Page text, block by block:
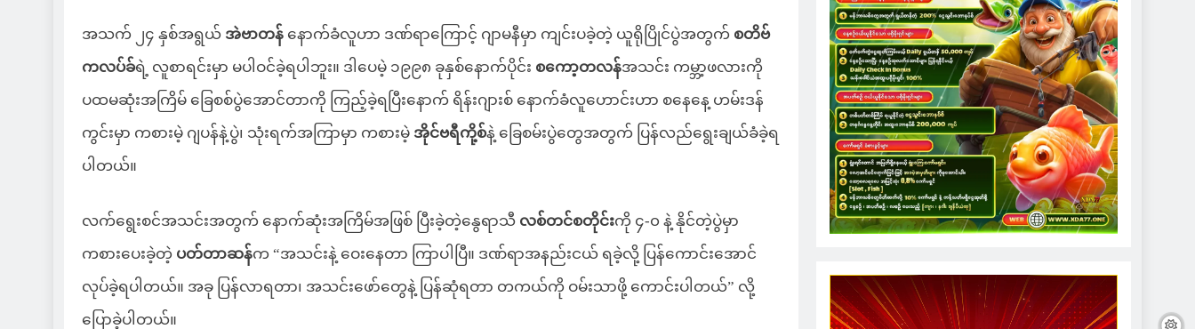
အသက် ၂၄ နှစ်အရွယ် အဲဗာတန် နောက်ခံလူဟာ ဒဏ်ရာကြောင့် ဂျာမနီမှာ ကျင်းပခဲ့တဲ့ ယူရိုပြိုင်ပွဲအတွက် စတိဗ်
ကလပ်ခ်ရဲ့ လူစာရင်းမှာ မပါဝင်ခဲ့ရပါဘူး။ ဒါပေမဲ့ ၁၉၉၈ ခုနှစ်နောက်ပိုင်း စကော့တလန်အသင်း ကမ္ဘာ့ဖလားကို
ပထမဆုံးအကြိမ် ခြေစစ်ပွဲအောင်တာကို ကြည့်ခဲ့ရပြီးနောက် ရိန်းဂျားစ် နောက်ခံလူဟောင်းဟာ စနေနေ့ ဟမ်းဒန်
ကွင်းမှာ ကစားမဲ့ ဂျပန်နဲ့ပွဲ၊ သုံးရက်အကြာမှာ ကစားမဲ့ အိုင်ဗရီကို့စ်နဲ့ ခြေစမ်းပွဲတွေအတွက် ပြန်လည်ရွေးချယ်ခံခဲ့ရ
ပါတယ်။
လက်ရွေးစင်အသင်းအတွက် နောက်ဆုံးအကြိမ်အဖြစ် ပြီးခဲ့တဲ့နွေရာသီ လစ်တင်စတိုင်းကို ၄-၀ နဲ့ နိုင်တဲ့ပွဲမှာ
ကစားပေးခဲ့တဲ့ ပတ်တာဆန်က “အသင်းနဲ့ ဝေးနေတာ ကြာပါပြီ။ ဒဏ်ရာအနည်းငယ် ရခဲ့လို့ ပြန်ကောင်းအောင်
လုပ်ခဲ့ရပါတယ်။ အခု ပြန်လာရတာ၊ အသင်းဖော်တွေနဲ့ ပြန်ဆုံရတာ တကယ်ကို ဝမ်းသာဖို့ ကောင်းပါတယ်” လို့
ပြောခဲ့ပါတယ်။